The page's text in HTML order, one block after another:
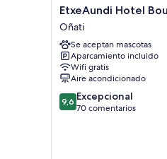
EtxeAundi
Hotel
Boutique
Oñati
EtxeAundi Hotel
Oñati
Se aceptan mascotas
Aparcamiento incluido
Wifi gratis
Aire acondicionado
9.6
sobre
9,6 Excepcional
70 comentarios